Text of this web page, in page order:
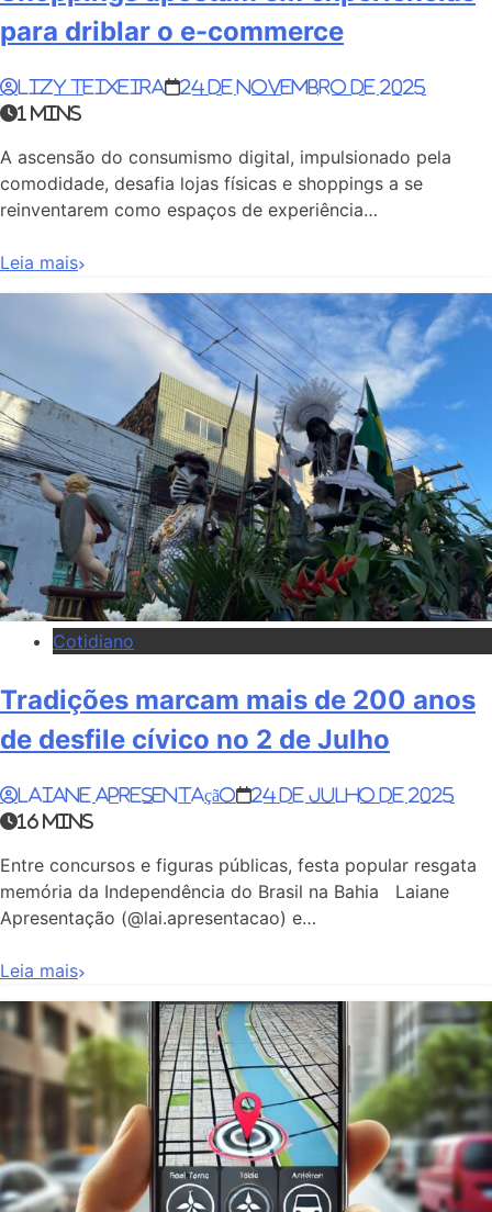
para driblar o e-commerce
Lizy Teixeira
24 de novembro de 2025
1 mins
A ascensão do consumismo digital, impulsionado pela
comodidade, desafia lojas físicas e shoppings a se
reinventarem como espaços de experiência…
Leia mais
Cotidiano
Tradições marcam mais de 200 anos
de desfile cívico no 2 de Julho
Laiane Apresentação
24 de julho de 2025
16 mins
Entre concursos e figuras públicas, festa popular resgata
memória da Independência do Brasil na Bahia Laiane
Apresentação (@lai.apresentacao) e…
Leia mais